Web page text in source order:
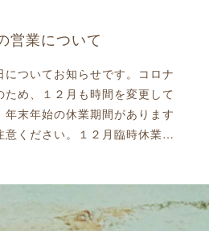
営業について
ついてお知らせです。コロナ
め、１２月も時間を変更して
末年始の休業期間があります
意ください。１２月臨時休業…